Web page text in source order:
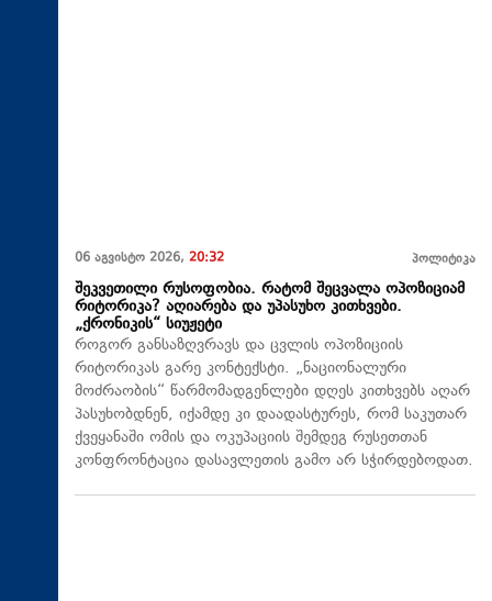
06 აგვისტო 2026, 20:32 პოლიტიკა
შეკვეთილი რუსოფობია. რატომ შეცვალა ოპოზიციამ
რიტორიკა? აღიარება და უპასუხო კითხვები.
„ქრონიკის“ სიუჟეტი
როგორ განსაზღვრავს და ცვლის ოპოზიციის
რიტორიკას გარე კონტექსტი. „ნაციონალური
მოძრაობის“ წარმომადგენლები დღეს კითხვებს აღარ
პასუხობდნენ, იქამდე კი დაადასტურეს, რომ საკუთარ
ქვეყანაში ომის და ოკუპაციის შემდეგ რუსეთთან
კონფრონტაცია დასავლეთის გამო არ სჭირდებოდათ.